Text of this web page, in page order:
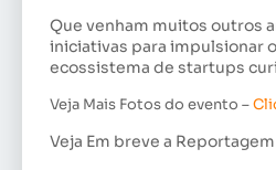
Que venham muitos outros
iniciativas para impulsionar
ecossistema de startups
Veja Mais Fotos do evento –
Veja Em breve a Reportagem